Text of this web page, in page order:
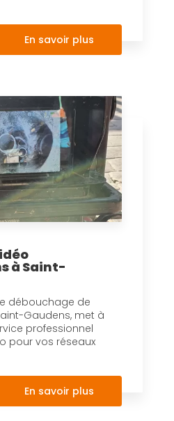
En savoir plus
à Saint-
débouchage de
Gaudens, met à
professionnel
pour vos réseaux
En savoir plus